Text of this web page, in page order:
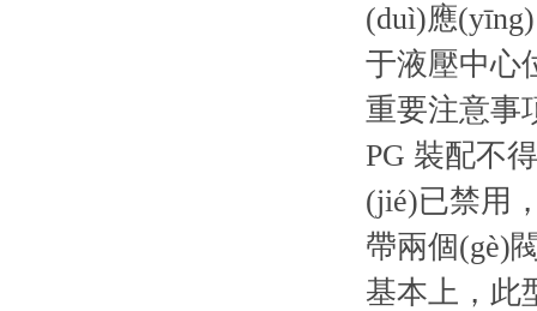
(duì)應
于液壓中心
重要注意事
PG 裝配不
(jié)已禁用
帶兩個(gè)
基本上，此